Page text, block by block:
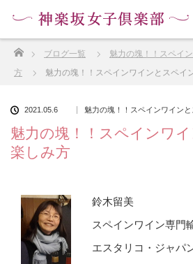
ブログ一覧
魅力の塊！！スペイ
方
魅力の塊！！スペインワインとスペイ
2021.05.6 魅力の塊！！スペインワイン
魅力の塊！！スペインワ
楽しみ方
鈴木留美
スペインワイン専門
エスタリコ・ジャパ